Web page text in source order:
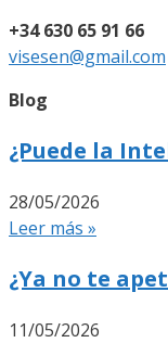
+34 630 65 91 66
visesen@gmail.com
Blog
¿Puede la
28/05/2026
Leer más »
¿Ya no te
11/05/2026